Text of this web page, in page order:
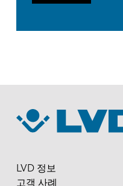
LVD 정보
고객 사례